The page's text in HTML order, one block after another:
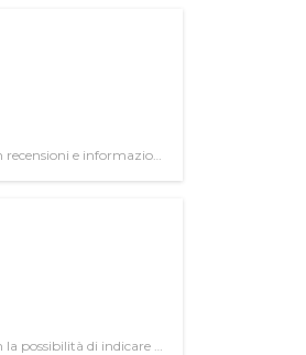
recensioni e informazioni
possibilità di indicare le